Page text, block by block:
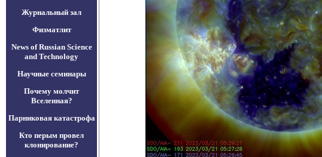
Журнальный зал
Физматлит
News of Russian Science
and Technology
Научные семинары
Почему молчит
Вселенная?
Парниковая катастрофа
Кто перым провел
клонирование?